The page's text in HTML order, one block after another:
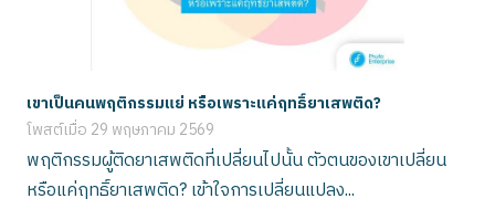
เขาเป็นคนพฤติกรรมแย่ หรือเพราะแค่ฤทธิ์ยาเสพติด?
โพสต์เมื่อ 29 พฤษภาคม 2569
พฤติกรรมผู้ติดยาเสพติดที่เปลี่ยนไปนั้น ตัวตนของเขาเปลี่ยน
หรือแค่ฤทธิ์ยาเสพติด? เข้าใจการเปลี่ยนแปลง...